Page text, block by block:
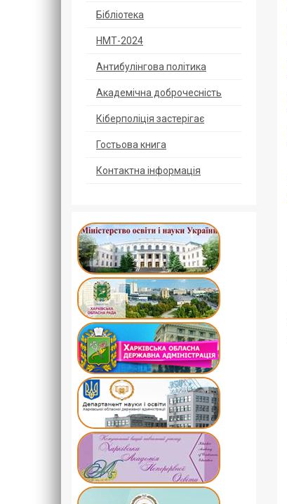
Бібліотека
НМТ-2024
Антибулінгова політика
Академічна доброчесність
Кіберполіція застерігає
Гостьова книга
Контактна інформація